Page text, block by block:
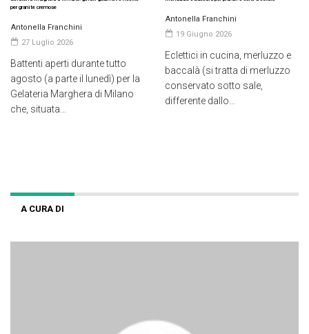
per granite cremose
Antonella Franchini
27 Luglio 2026
Battenti aperti durante tutto
agosto (a parte il lunedì) per la
Gelateria Marghera di Milano
che, situata...
Antonella Franchini
19 Giugno 2026
Eclettici in cucina, merluzzo e
baccalà (si tratta di merluzzo
conservato sotto sale,
differente dallo...
A CURA DI